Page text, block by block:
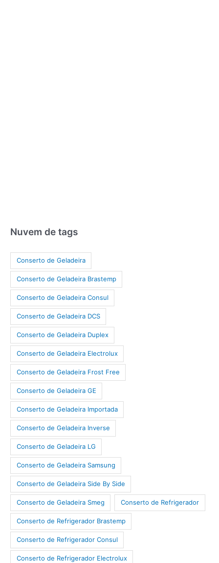
Nuvem de tags
Conserto de Geladeira
Conserto de Geladeira Brastemp
Conserto de Geladeira Consul
Conserto de Geladeira DCS
Conserto de Geladeira Duplex
Conserto de Geladeira Electrolux
Conserto de Geladeira Frost Free
Conserto de Geladeira GE
Conserto de Geladeira Importada
Conserto de Geladeira Inverse
Conserto de Geladeira LG
Conserto de Geladeira Samsung
Conserto de Geladeira Side By Side
Conserto de Geladeira Smeg Conserto de Refrigerador
Conserto de Refrigerador Brastemp
Conserto de Refrigerador Consul
Conserto de Refrigerador Electrolux